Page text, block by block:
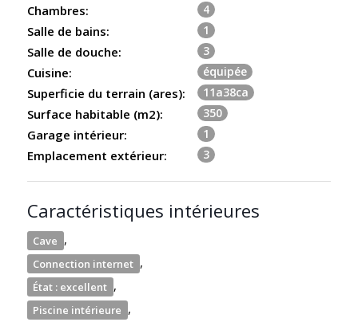
Chambres: 4
Salle de bains: 1
Salle de douche: 3
Cuisine: équipée
Superficie du terrain (ares): 11a38ca
Surface habitable (m2): 350
Garage intérieur: 1
Emplacement extérieur: 3
Caractéristiques intérieures
Cave ,
Connection internet ,
État : excellent ,
Piscine intérieure ,